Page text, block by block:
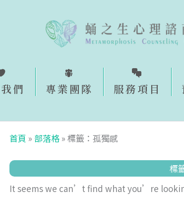
們 專業團隊 服務項目
首頁 » 部落格 » 標籤：孤獨感
標
It seems we can’t find what you’re